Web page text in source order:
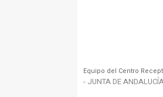
Equipo del Centro
- JUNTA DE